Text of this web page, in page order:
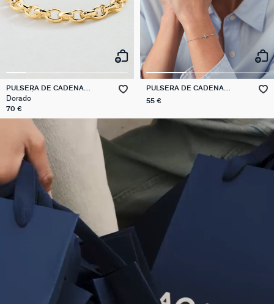
PULSERA DE CADENA
ESLABÓN MARTILLADO
Dorado
70 €
PULSERA DE CADENA
55 €